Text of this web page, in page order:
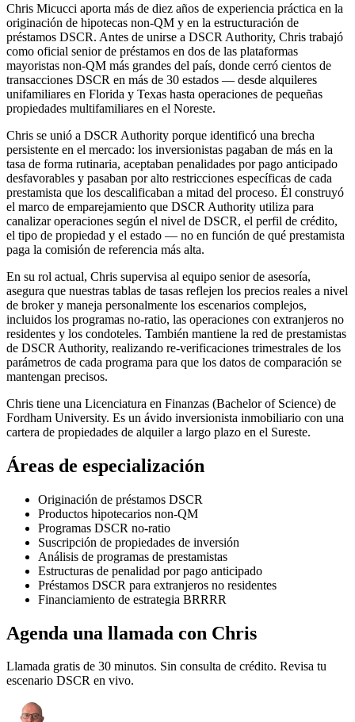
Chris Micucci aporta más de diez años de experiencia práctica en la
originación de hipotecas non-QM y en la estructuración de
préstamos DSCR. Antes de unirse a DSCR Authority, Chris trabajó
como oficial senior de préstamos en dos de las plataformas
mayoristas non-QM más grandes del país, donde cerró cientos de
transacciones DSCR en más de 30 estados — desde alquileres
unifamiliares en Florida y Texas hasta operaciones de pequeñas
propiedades multifamiliares en el Noreste.
Chris se unió a DSCR Authority porque identificó una brecha
persistente en el mercado: los inversionistas pagaban de más en la
tasa de forma rutinaria, aceptaban penalidades por pago anticipado
desfavorables y pasaban por alto restricciones específicas de cada
prestamista que los descalificaban a mitad del proceso. Él construyó
el marco de emparejamiento que DSCR Authority utiliza para
canalizar operaciones según el nivel de DSCR, el perfil de crédito,
el tipo de propiedad y el estado — no en función de qué prestamista
paga la comisión de referencia más alta.
En su rol actual, Chris supervisa al equipo senior de asesoría,
asegura que nuestras tablas de tasas reflejen los precios reales a nivel
de broker y maneja personalmente los escenarios complejos,
incluidos los programas no-ratio, las operaciones con extranjeros no
residentes y los condoteles. También mantiene la red de prestamistas
de DSCR Authority, realizando re-verificaciones trimestrales de los
parámetros de cada programa para que los datos de comparación se
mantengan precisos.
Chris tiene una Licenciatura en Finanzas (Bachelor of Science) de
Fordham University. Es un ávido inversionista inmobiliario con una
cartera de propiedades de alquiler a largo plazo en el Sureste.
Áreas de especialización
Originación de préstamos DSCR
Productos hipotecarios non-QM
Programas DSCR no-ratio
Suscripción de propiedades de inversión
Análisis de programas de prestamistas
Estructuras de penalidad por pago anticipado
Préstamos DSCR para extranjeros no residentes
Financiamiento de estrategia BRRRR
Agenda una llamada con Chris
Llamada gratis de 30 minutos. Sin consulta de crédito. Revisa tu
escenario DSCR en vivo.